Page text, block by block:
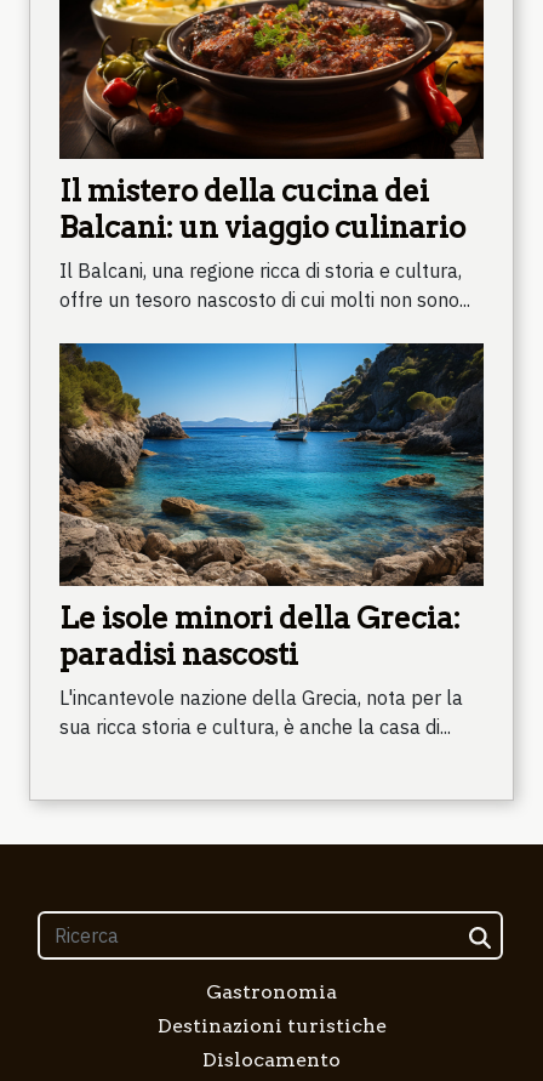
Il mistero della cucina dei
Balcani: un viaggio culinario
Il Balcani, una regione ricca di storia e cultura,
offre un tesoro nascosto di cui molti non sono...
Le isole minori della Grecia:
paradisi nascosti
L'incantevole nazione della Grecia, nota per la
sua ricca storia e cultura, è anche la casa di...
Gastronomia
Destinazioni turistiche
Dislocamento